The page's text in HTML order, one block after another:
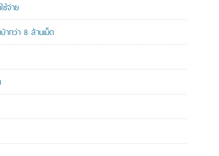
จ่าย
กว่า 8 ล้านเม็ด